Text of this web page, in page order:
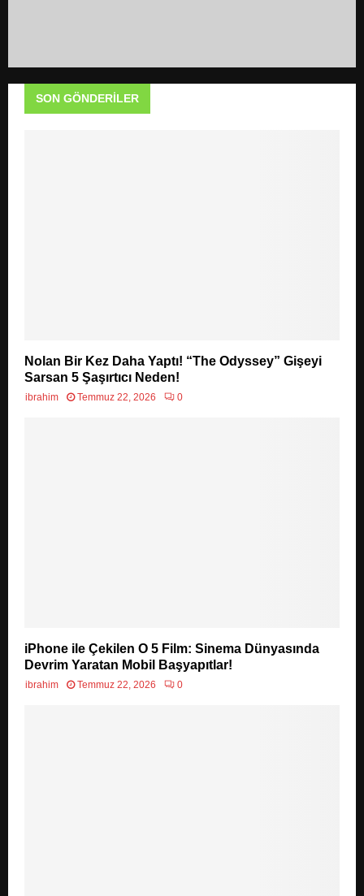
SON GÖNDERILER
Nolan Bir Kez Daha Yaptı! “The Odyssey” Gişeyi
Sarsan 5 Şaşırtıcı Neden!
ibrahim Temmuz 22, 2026 0
iPhone ile Çekilen O 5 Film: Sinema Dünyasında
Devrim Yaratan Mobil Başyapıtlar!
ibrahim Temmuz 22, 2026 0